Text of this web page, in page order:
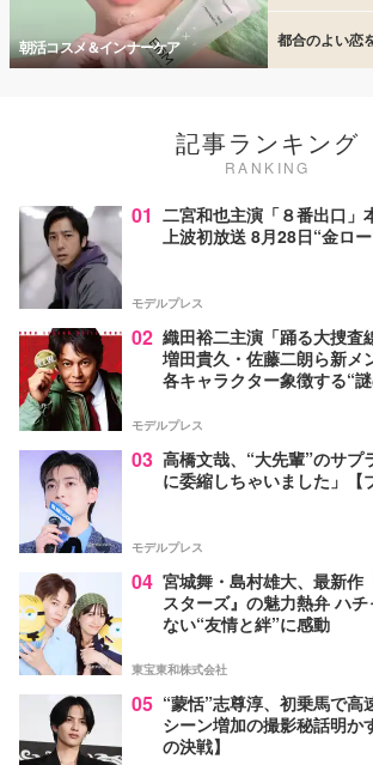
朝活コスメ＆インナーケア 都合のよい恋
記事ランキング
RANKING
01 二宮和也主演「８番出口」
上波初放送 8月28日“金ロ
モデルプレス
02 織田裕二主演「踊る大捜査
増田貴久・佐藤二朗ら新メ
各キャラクター象徴する“
モデルプレス
03 高橋文哉、“大先輩”のサプ
に委縮しちゃいました」【
モデルプレス
04 宮城舞・島村雄大、最新作
スターズ』の魅力熱弁 ハ
ない“友情と絆”に感動
東宝東和株式会社
05 “蒙恬”志尊淳、初乗馬で高
シーン増加の撮影秘話明か
の決戦】